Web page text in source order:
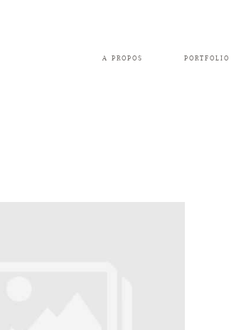
A PROPOS PORTFOLIO